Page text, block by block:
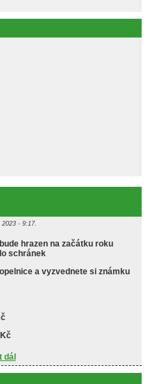
- 9:17.
hrazen na začátku roku
schránek
a vyzvednete si známku
2024
dál